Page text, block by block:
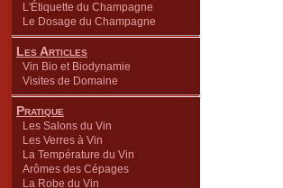
L'Étiquette du Champagne
Le Dosage du Champagne
Les Articles
Vin Bio et Biodynamie
Visites de Domaine
Pratique
Les Salons du Vin
Les Verres à Vin
La Température du Vin
Arômes des Cépages
La Robe du Vin